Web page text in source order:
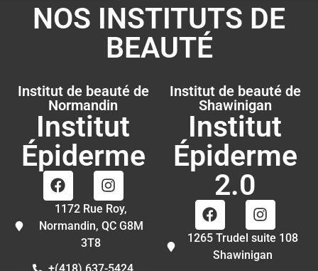
NOS INSTITUTS DE
BEAUTÉ
Institut de beauté de
Normandin
Institut
Épiderme
1172 Rue Roy,
Normandin, QC G8M
3T8
+(418) 637-5424
Institut de beauté de
Shawinigan
Institut
Épiderme
2.0
1265 Trudel suite 108
Shawinigan